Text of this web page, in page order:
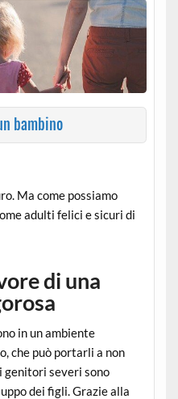
bambino
Ma come possiamo
adulti felici e sicuri di
di una
in un ambiente
che può portarli a non
genitori severi sono
dei figli. Grazie alla